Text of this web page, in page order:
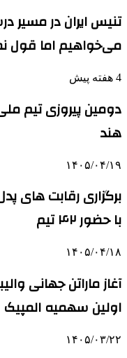
تنیس ایران در مسیر
می‌خواهیم اما قول
4 هفته پیش
دومین پیروزی تیم
هند
۱۴۰۵/۰۴/۱۹
برگزاری رقابت های
با حضور ۴۲ تیم
۱۴۰۵/۰۴/۱۸
آغاز ماراتن جهانی
اولین سهمیه المپیک
۱۴۰۵/۰۳/۲۲